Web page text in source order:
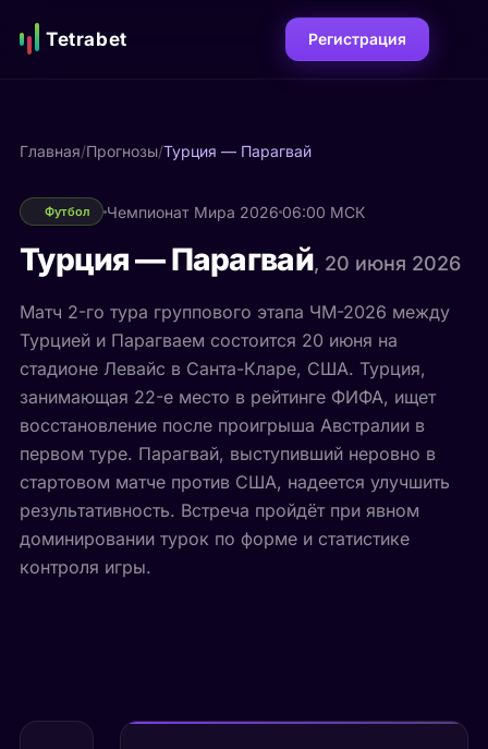
Tetrabet Регистрация
Главная/Прогнозы/Турция — Парагвай
Футбол Чемпионат Мира 2026 06:00 МСК
Турция — Парагвай, 20 июня 2026
Матч 2-го тура группового этапа ЧМ-2026 между
Турцией и Парагваем состоится 20 июня на
стадионе Левайс в Санта-Кларе, США. Турция,
занимающая 22-е место в рейтинге ФИФА, ищет
восстановление после проигрыша Австралии в
первом туре. Парагвай, выступивший неровно в
стартовом матче против США, надеется улучшить
результативность. Встреча пройдёт при явном
доминировании турок по форме и статистике
контроля игры.